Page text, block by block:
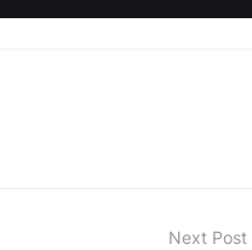
Next Post